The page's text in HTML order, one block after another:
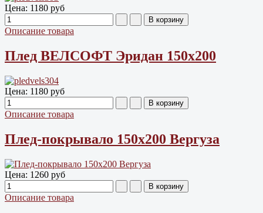
Цена: 1180 руб
Описание товара
Плед ВЕЛСОФТ Эридан 150х200
Цена: 1180 руб
Описание товара
Плед-покрывало 150х200 Вергуза
Цена: 1260 руб
Описание товара